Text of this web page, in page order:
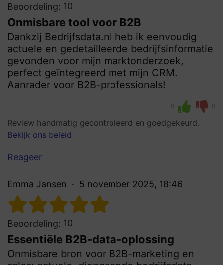
Beoordeling: 10
Onmisbare tool voor B2B
Dankzij Bedrijfsdata.nl heb ik eenvoudig
actuele en gedetailleerde bedrijfsinformatie
gevonden voor mijn marktonderzoek,
perfect geïntegreerd met mijn CRM.
Aanrader voor B2B-professionals!
0 0
Review handmatig gecontroleerd en goedgekeurd.
Bekijk ons beleid
Reageer
Emma Jansen 5 november 2025, 18:46
Beoordeling: 10
Essentiële B2B-data-oplossing
Onmisbare bron voor B2B-marketing en